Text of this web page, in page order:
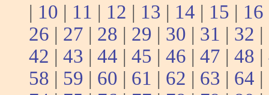
| 10 | 11 | 12 | 13 | 14 | 15 | 16
26 | 27 | 28 | 29 | 30 | 31 | 32 |
42 | 43 | 44 | 45 | 46 | 47 | 48 |
58 | 59 | 60 | 61 | 62 | 63 | 64 |